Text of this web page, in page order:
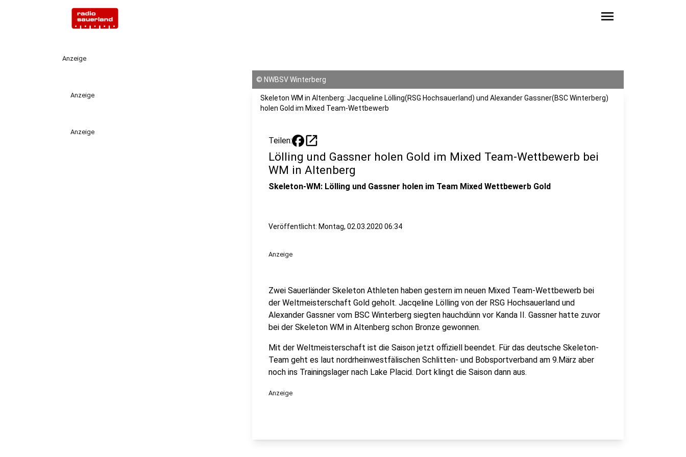
menu
Anzeige
Anzeige
Anzeige
© NWBSV Winterberg
Skeleton WM in Altenberg: Jacqueline Lölling(RSG Hochsauerland) und Alexander Gassner(BSC Winterberg)
holen Gold im Mixed Team-Wettbewerb
Teilen: open_in_new
Lölling und Gassner holen Gold im Mixed Team-Wettbewerb bei
WM in Altenberg
Skeleton-WM: Lölling und Gassner holen im Team Mixed Wettbewerb Gold
Veröffentlicht: Montag, 02.03.2020 06:34
Anzeige
Zwei Sauerländer Skeleton Athleten haben gestern im neuen Mixed Team-Wettbewerb bei
der Weltmeisterschaft Gold geholt. Jacqeline Lölling von der RSG Hochsauerland und
Alexander Gassner vom BSC Winterberg siegten hauchdünn vor Kanda II. Gassner hatte zuvor
bei der Skeleton WM in Altenberg schon Bronze gewonnen.
Mit der Weltmeisterschaft ist die Saison jetzt offiziell beendet. Für das deutsche Skeleton-
Team geht es laut nordrheinwestfälischen Schlitten- und Bobsportverband am 9.März aber
noch ins Trainingslager nach Lake Placid. Dort klingt die Saison dann aus.
Anzeige